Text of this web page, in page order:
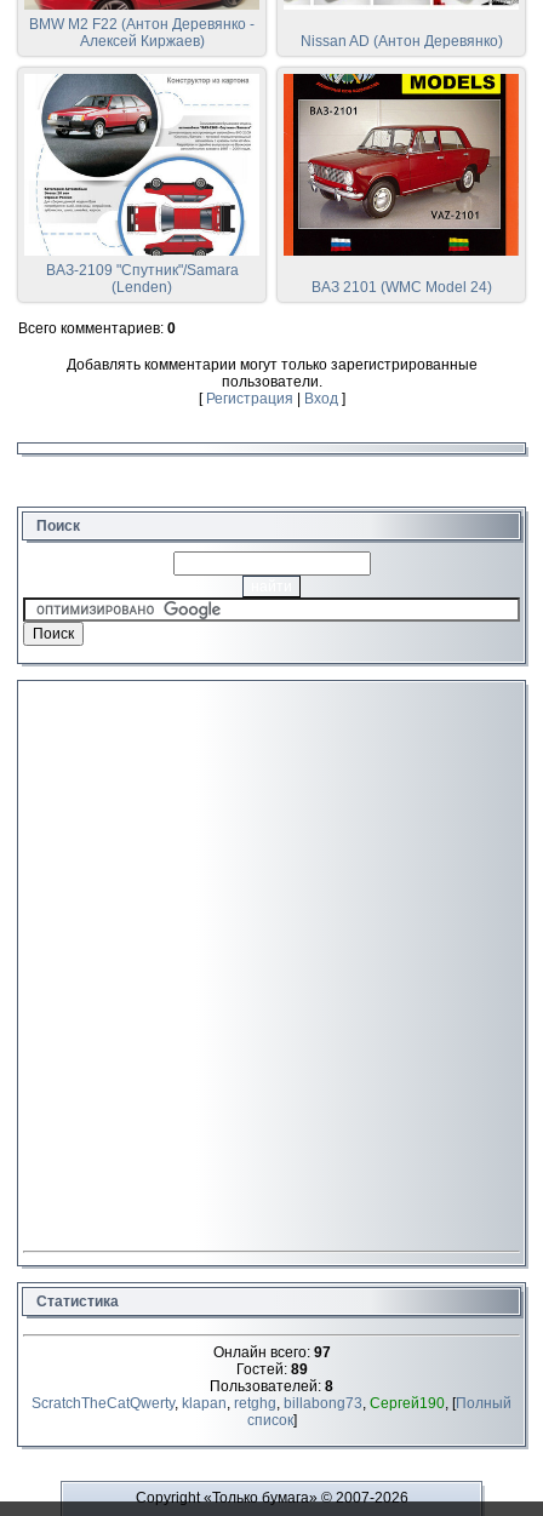
BMW M2 F22 (Антон Деревянко -
Алексей Киржаев)
Nissan AD (Антон Деревянко)
ВАЗ-2109 "Спутник"/Samara
(Lenden)
ВАЗ 2101 (WMC Model 24)
Всего комментариев: 0
Добавлять комментарии могут только зарегистрированные
пользователи.
[ Регистрация Вход]
Поиск
Статистика
Онлайн всего: 97
Гостей: 89
Пользователей: 8
ScratchTheCatQwerty, klapan, retghg, billabong73, Сергей190, [Полный
список]
Copyright «Только бумага»© 2007-2026